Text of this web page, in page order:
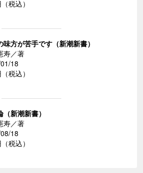
税込）
味方が苦手です（新潮新書）
寿／著
18
税込）
（新潮新書）
寿／著
18
税込）